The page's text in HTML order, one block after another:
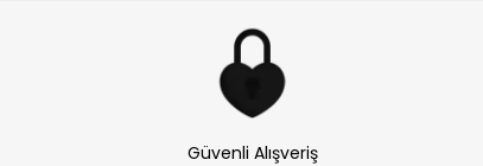
Güvenli Alışveriş